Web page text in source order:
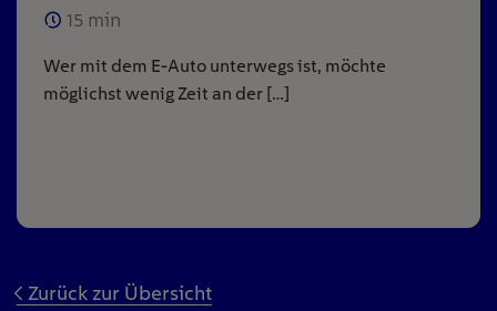
15 min
Wer mit dem E-Auto unterwegs ist, möchte
möglichst wenig Zeit an der […]
Zurück zur Übersicht